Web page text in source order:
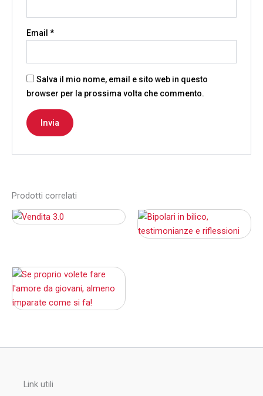
Email*
Salva il mio nome, email e sito web in questo
browser per la prossima volta che commento.
Prodotti correlati
Link utili